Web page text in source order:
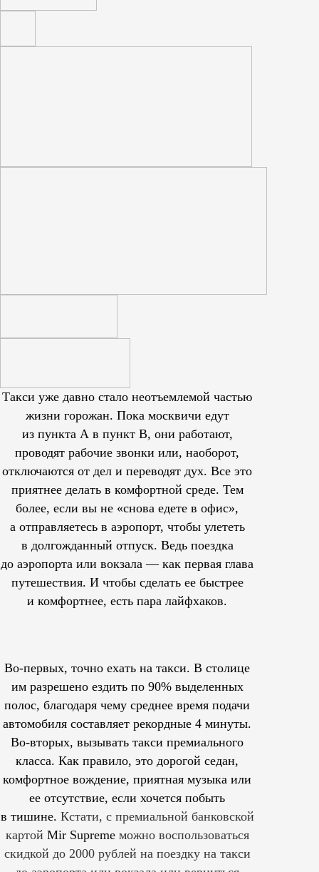
Такси уже давно стало неотъемлемой частью
жизни горожан. Пока москвичи едут
из пункта А в пункт В, они работают,
проводят рабочие звонки или, наоборот,
отключаются от дел и переводят дух. Все это
приятнее делать в комфортной среде. Тем
более, если вы не «снова едете в офис»,
а отправляетесь в аэропорт, чтобы улететь
в долгожданный отпуск. Ведь поездка
до аэропорта или вокзала — как первая глава
путешествия. И чтобы сделать ее быстрее
и комфортнее, есть пара лайфхаков.
Во-первых, точно ехать на такси. В столице
им разрешеноездить по 90% выделенных
полос, благодаря чему среднее время подачи
автомобиля составляет рекордные 4 минуты.
Во-вторых, вызывать такси премиального
класса. Как правило, это дорогой седан,
комфортное вождение, приятная музыка или
ее отсутствие, если хочется побыть
в тишине. Кстати, с премиальной банковской
картой Mir Supreme можно воспользоваться
скидкой до 2000 рублей на поездку на такси